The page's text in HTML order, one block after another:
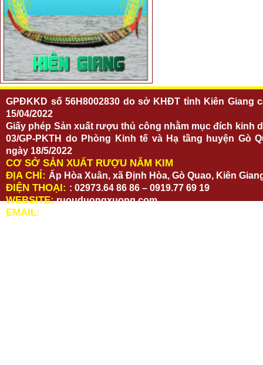
GPĐKKD số 56H8002830 do sở KHĐT tỉnh Kiên Giang
15/04/2022
Giấy phép Sản xuất rượu thủ công nhằm mục đích kinh
03/GP-PKTH do Phòng Kinh tế và Hạ tầng huyện Gò
ngày 18/5/2022
CƠ SỞ SẢN XUẤT RƯỢU NĂM KIM
ĐỊA CHỈ: Ấp Hòa Xuân, xã Định Hòa, Gò Quao, Kiên
ĐIỆN THOẠI: : 02973.64 86 86 – 0919.77 69 19
WEBSITE:ruouduongxuong.com
EMAIL: